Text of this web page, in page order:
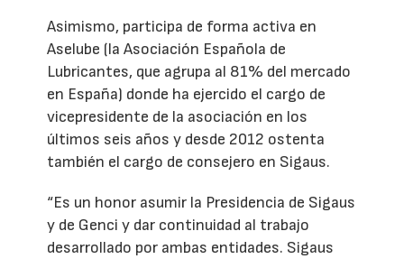
Asimismo, participa de forma activa en
Aselube (la Asociación Española de
Lubricantes, que agrupa al 81% del mercado
en España) donde ha ejercido el cargo de
vicepresidente de la asociación en los
últimos seis años y desde 2012 ostenta
también el cargo de consejero en Sigaus.
“Es un honor asumir la Presidencia de Sigaus
y de Genci y dar continuidad al trabajo
desarrollado por ambas entidades. Sigaus